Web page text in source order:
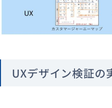
UXデザイン検証の